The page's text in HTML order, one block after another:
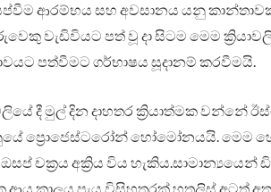
ආරම්භය සහ අවසානය යනු
වැඩිවියට පත් වූ දා සිටම මෙම
පත්වීමට ගර්භාෂය සූදානම් කරවීමයි.
දී මුල් දින දාහතර ක්‍රියාත්මක වන්නේ
ප්‍රොජෙස්ටරෝන් හෝමෝනයයි. මෙම
චක්‍රය අක්‍රිය විය
ආයු කාලය පැය විසිහතරක් හතලිස් අටත්